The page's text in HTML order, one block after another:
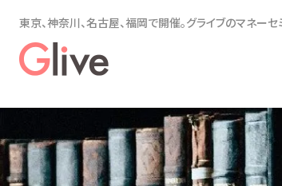
東京、神奈川、名古屋、福岡で開催。グライブのマネーセ